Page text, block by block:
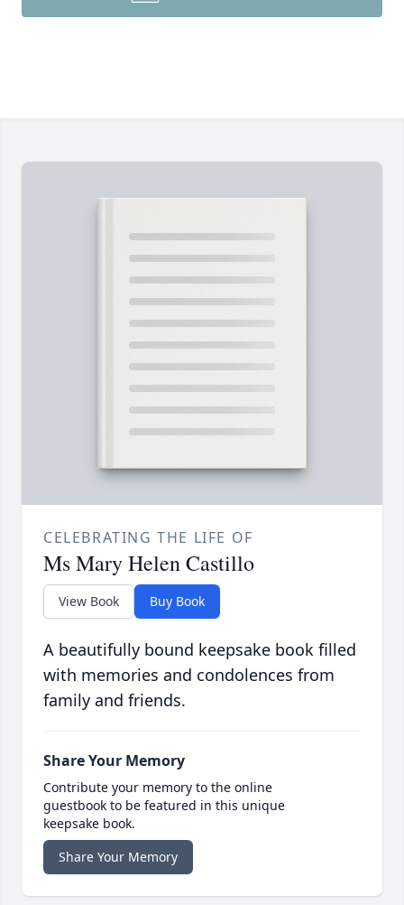
CELEBRATING THE LIFE OF
Ms Mary Helen Castillo
View Book Buy Book
A beautifully bound keepsake book filled
with memories and condolences from
family and friends.
Share Your Memory
Contribute your memory to the online
guestbook to be featured in this unique
keepsake book.
Share Your Memory